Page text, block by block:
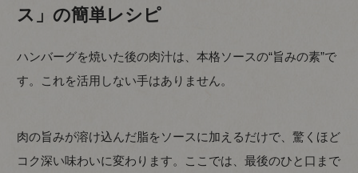
ス」の簡単レシピ
ハンバーグを焼いた後の肉汁は、本格ソースの“旨みの素”で
す。これを活用しない手はありません。
肉の旨みが溶け込んだ脂をソースに加えるだけで、驚くほど
コク深い味わいに変わります。ここでは、最後のひと口まで